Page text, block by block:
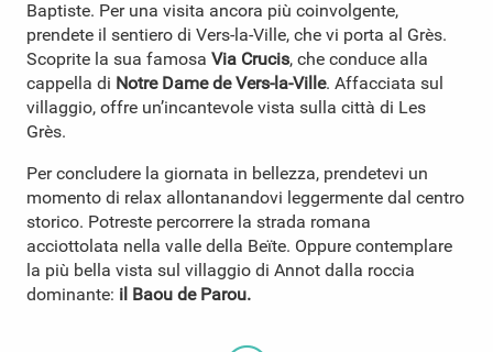
Baptiste. Per una visita ancora più coinvolgente,
prendete il sentiero di Vers-la-Ville, che vi porta al Grès.
Scoprite la sua famosa Via Crucis, che conduce alla
cappella di Notre Dame de Vers-la-Ville. Affacciata sul
villaggio, offre un’incantevole vista sulla città di Les
Grès.
Per concludere la giornata in bellezza, prendetevi un
momento di relax allontanandovi leggermente dal centro
storico. Potreste percorrere la strada romana
acciottolata nella valle della Beïte. Oppure contemplare
la più bella vista sul villaggio di Annot dalla roccia
dominante: il Baou de Parou.